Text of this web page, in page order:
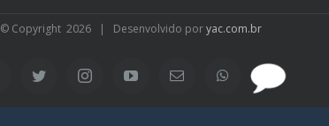
© Copyright 2026 | Desenvolvido poryac.com.br
FacebookTwitter InstagramYouTubeEmail WhatsApp
SAC